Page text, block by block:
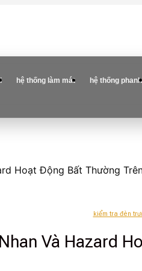
hệ thống làm mát hệ thống phanh
Hoạt Động Bất Thường
kiểm tra đèn
Và Hazard